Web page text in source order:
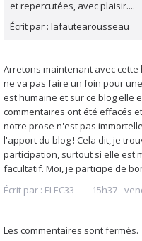
et repercutées, avec plaisir....
Écrit par :lafautearousseau
Arretons maintenant avec
ne va pas faire un foin pour
est humaine et sur ce blog elle
commentaires ont été effacés
notre prose n'est pas
l'apport du blog ! Cela dit, je
participation, surtout si elle est
facultatif. Moi, je participe de
Écrit par : ELEC33 15h37-
Les commentaires sont fermés.